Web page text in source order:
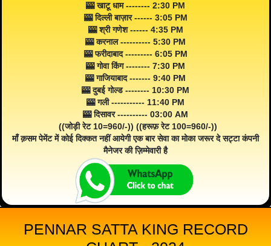
🎰 खाटू धाम -------- 2:30 PM
🎰 दिल्ली बाज़ार ------ 3:05 PM
🎰 श्री गणेश ------ 4:35 PM
🎰 करनाल ---------- 5:30 PM
🎰 फरीदाबाद --------- 6:05 PM
🎰 गोवा किंग -------- 7:30 PM
🎰 गाजियाबाद ------- 9:40 PM
🎰 दुबई गोल्ड -------- 10:30 PM
🎰 गली ----------- 11:40 PM
🎰 दिसावर ---------- 03:00 AM
((जोड़ी रेट 10=960/-)) ((हरूफ़ रेट 100=960/-))
माँ क़सम पेमेंट में कोई दिक्कत नहीं आयेगी एक बार सेवा का मोका जरूर दे सट्टा कंपनी
मैनेजर की ज़िम्मेवारी है
PENNAR SATTA KING RECORD